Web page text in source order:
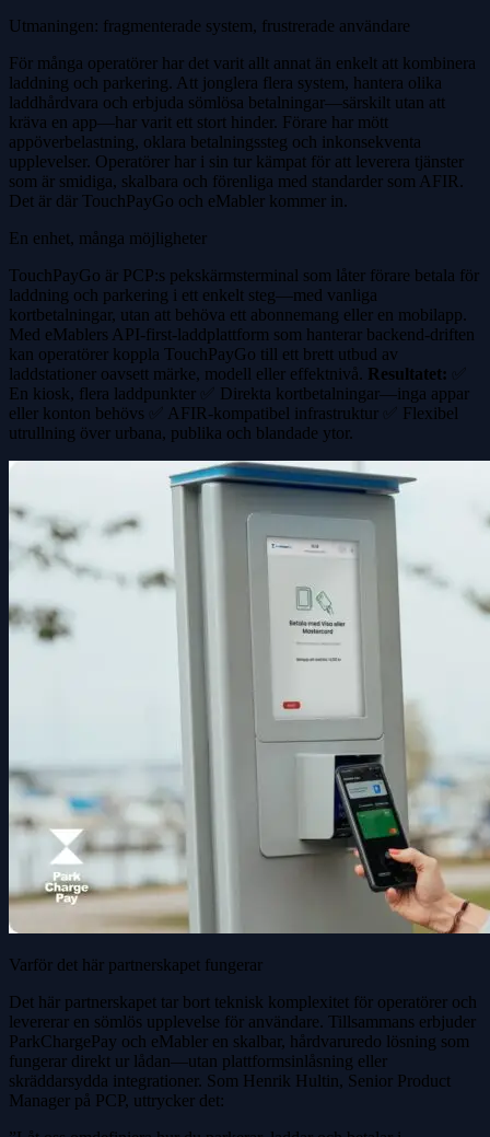
Utmaningen: fragmenterade system, frustrerade användare
För många operatörer har det varit allt annat än enkelt att kombinera
laddning och parkering. Att jonglera flera system, hantera olika
laddhårdvara och erbjuda sömlösa betalningar—särskilt utan att
kräva en app—har varit ett stort hinder. Förare har mött
appöverbelastning, oklara betalningssteg och inkonsekventa
upplevelser. Operatörer har i sin tur kämpat för att leverera tjänster
som är smidiga, skalbara och förenliga med standarder som AFIR.
Det är där TouchPayGo och eMabler kommer in.
En enhet, många möjligheter
TouchPayGo är PCP:s pekskärmsterminal som låter förare betala för
laddning och parkering i ett enkelt steg—med vanliga
kortbetalningar, utan att behöva ett abonnemang eller en mobilapp.
Med eMablers API-first-laddplattform som hanterar backend-driften
kan operatörer koppla TouchPayGo till ett brett utbud av
laddstationer oavsett märke, modell eller effektnivå. Resultatet:
En kiosk, flera laddpunkter ✅ Direkta kortbetalningar—inga appar
eller konton behövs ✅ AFIR-kompatibel infrastruktur ✅ Flexibel
utrullning över urbana, publika och blandade ytor.
Varför det här partnerskapet fungerar
Det här partnerskapet tar bort teknisk komplexitet för operatörer och
levererar en sömlös upplevelse för användare. Tillsammans erbjuder
ParkChargePay och eMabler en skalbar, hårdvaruredo lösning som
fungerar direkt ur lådan—utan plattformsinlåsning eller
skräddarsydda integrationer. Som Henrik Hultin, Senior Product
Manager på PCP, uttrycker det: